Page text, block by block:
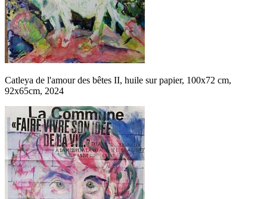
Catleya de l'amour des bêtes II, huile sur papier, 100x72 cm,
92x65cm, 2024